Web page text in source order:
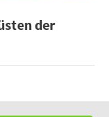
der